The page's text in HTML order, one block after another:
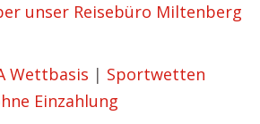
unser Reisebüro Miltenberg
Wettbasis | Sportwetten
Einzahlung